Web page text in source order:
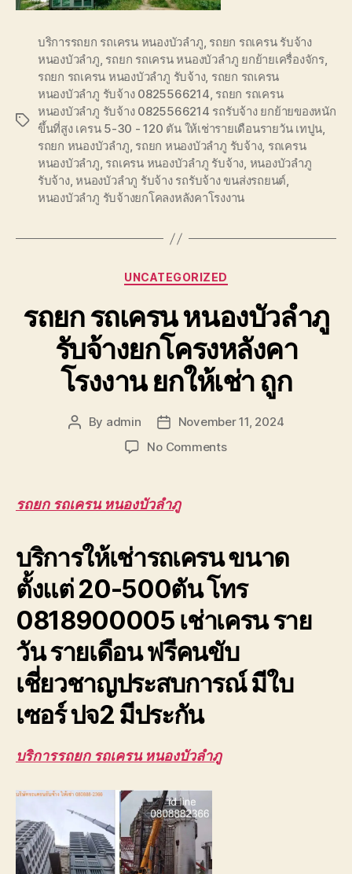
Tags
บริการรถยก รถเครน หนองบัวลำภู, รถยก รถเครน รับจ้าง
หนองบัวลำภู, รถยก รถเครน หนองบัวลำภู ยกย้ายเครื่องจักร,
รถยก รถเครน หนองบัวลำภู รับจ้าง, รถยก รถเครน
หนองบัวลำภู รับจ้าง 0825566214, รถยก รถเครน
หนองบัวลำภู รับจ้าง 0825566214 รถรับจ้าง ยกย้ายของหนัก
ขึ้นที่สูง เครน 5-30 - 120 ตัน ให้เช่ารายเดือนรายวัน เทปูน,
รถยก หนองบัวลำภู, รถยก หนองบัวลำภู รับจ้าง, รถเครน
หนองบัวลำภู, รถเครน หนองบัวลำภู รับจ้าง, หนองบัวลำภู
รับจ้าง,หนองบัวลำภู รับจ้าง รถรับจ้าง ขนส่งรถยนต์,
หนองบัวลำภู รับจ้างยกโคลงหลังคาโรงงาน
Categories
UNCATEGORIZED
รถยก รถเครน หนองบัวลำภู
รับจ้างยกโครงหลังคา
โรงงาน ยกให้เช่า ถูก
Post
By admin
Post
date
November 11, 2024
No Commentson
ยก
โครง
หลังคา
โรงงาน
ยก
เช่า
ถูก
รถยก รถเครน หนองบัวลำภู
บริการให้เช่ารถเครน ขนาด
ตั้งแต่ 20-500ตัน โทร
0818900005 เช่าเครน ราย
วัน รายเดือน ฟรีคนขับ
เชี่ยวชาญประสบการณ์ มีใบ
เซอร์ ปจ2 มีประกัน
บริการรถยก รถเครน หนองบัวลำภู